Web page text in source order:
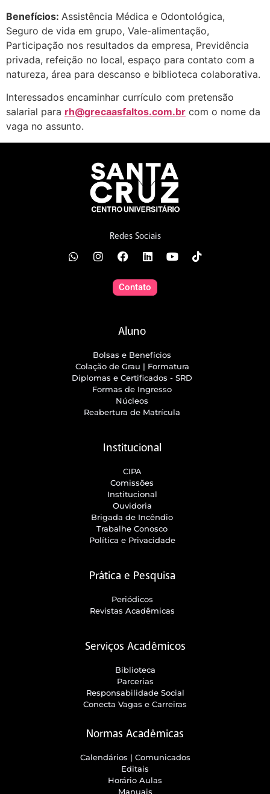
Benefícios: Assistência Médica e Odontológica,
Seguro de vida em grupo, Vale-alimentação,
Participação nos resultados da empresa, Previdência
privada, refeição no local, espaço para contato com a
natureza, área para descanso e biblioteca colaborativa.
Interessados encaminhar currículo com pretensão
salarial para rh@grecaasfaltos.com.br com o nome da
vaga no assunto.
Redes Sociais
Contato
Aluno
Bolsas e Benefícios
Colação de Grau | Formatura
Diplomas e Certificados - SRD
Formas de Ingresso
Núcleos
Reabertura de Matrícula
Institucional
CIPA
Comissões
Institucional
Ouvidoria
Brigada de Incêndio
Trabalhe Conosco
Política e Privacidade
Prática e Pesquisa
Periódicos
Revistas Acadêmicas
Serviços Acadêmicos
Biblioteca
Parcerias
Responsabilidade Social
Conecta Vagas e Carreiras
Normas Acadêmicas
Calendários | Comunicados
Editais
Horário Aulas
Manuais